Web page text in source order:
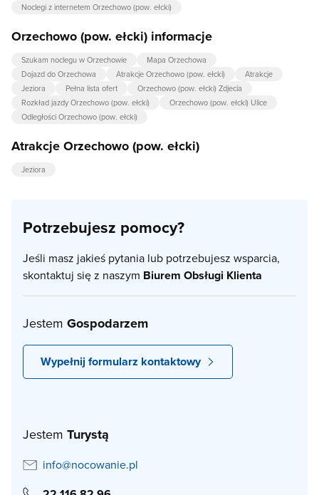
Noclegi z internetem Orzechowo (pow. ełcki)
Orzechowo (pow. ełcki) informacje
Szukam noclegu w Orzechowie
Mapa Orzechowa
Dojazd do Orzechowa
Atrakcje Orzechowo (pow. ełcki)
Atrakcje
Jeziora
Pełna lista ofert
Orzechowo (pow. ełcki) Zdjecia
Rozkład jazdy Orzechowo (pow. ełcki)
Orzechowo (pow. ełcki) Ulice
Odległości Orzechowo (pow. ełcki)
Atrakcje Orzechowo (pow. ełcki)
Jeziora
Potrzebujesz pomocy?
Jeśli masz jakieś pytania lub potrzebujesz wsparcia,
skontaktuj się z naszym Biurem Obsługi Klienta
Jestem Gospodarzem
Wypełnij formularz kontaktowy
Jestem Turystą
info@nocowanie.pl